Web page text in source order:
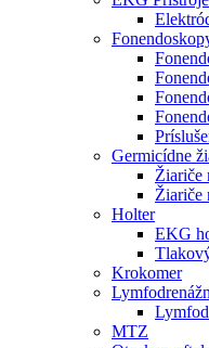
Germicídne
Žiariče
Žiariče
Holter
EKG
Krokomer
MTZ